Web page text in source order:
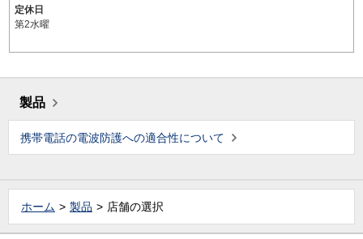
定休日
第2水曜
製品
携帯電話の電波防護への適合性について
ホーム 製品 店舗の選択